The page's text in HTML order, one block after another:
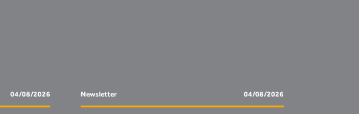
04/08/2026 Newsletter 04/08/2026